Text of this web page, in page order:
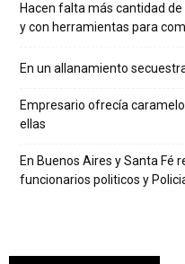
Hacen falta más cantidad
y con herramientas para
En un allanamiento
Empresario ofrecía
ellas
En Buenos Aires y Santa Fé
funcionarios politicos y